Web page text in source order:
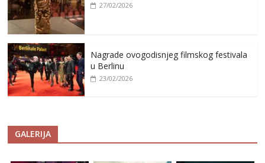
27/02/2026
Nagrade ovogodisnjeg filmskog festivala
u Berlinu
23/02/2026
GALERIJA